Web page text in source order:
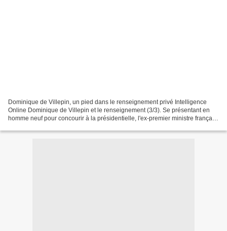
Dominique de Villepin, un pied dans le renseignement privé Intelligence
Online Dominique de Villepin et le renseignement (3/3). Se présentant en
homme neuf pour concourir à la présidentielle, l'ex-premier ministre français